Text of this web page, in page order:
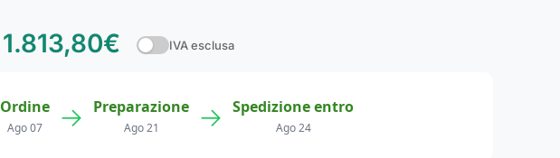
1.813,80€ IVA esclusa
Ordine
Ago 07 → Preparazione
Ago 21 → Spedizione entro
Ago 24